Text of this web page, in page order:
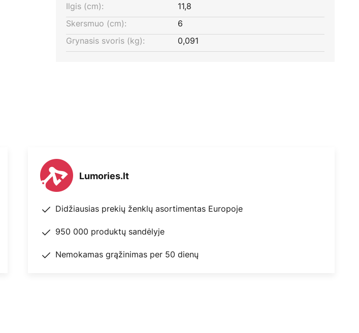
Ilgis (cm):
11,8
Skersmuo (cm):
6
Grynasis svoris (kg):
0,091
Lumories.lt
Didžiausias prekių ženklų asortimentas Europoje
950 000 produktų sandėlyje
Nemokamas grąžinimas per 50 dienų